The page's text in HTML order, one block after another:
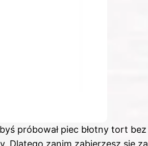
próbował piec błotny tort bez
Dlatego zanim zabierzesz się za